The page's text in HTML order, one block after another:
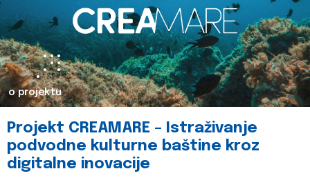
o projektu
Projekt CREAMARE – Istraživanje
podvodne kulturne baštine kroz
digitalne inovacije